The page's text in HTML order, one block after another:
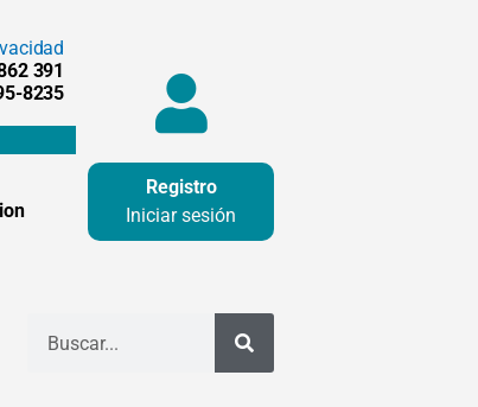
391
8235
Registro
Iniciar sesión